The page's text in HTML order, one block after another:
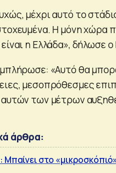
μέχρι αυτό το
Η μόνη χώρα
η Ελλάδα», δήλωσε
«Αυτό θα
μεσοπρόθεσμες
των μέτρων
άρθρα:
Μπαίνει στο